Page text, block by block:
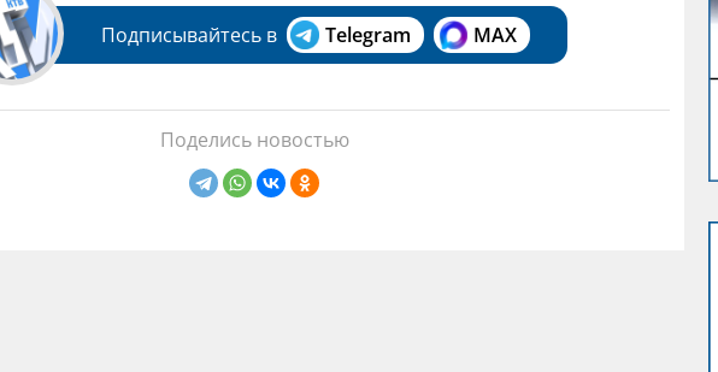
Подписывайтесь в Telegram MAX
Поделись новостью